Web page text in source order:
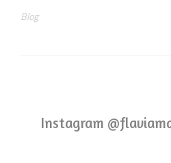
Blog
Instagram